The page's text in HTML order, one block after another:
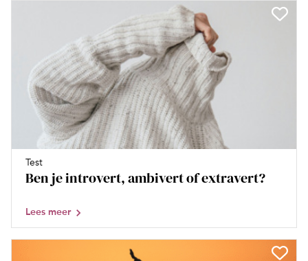
Test
Ben je introvert, ambivert of extravert?
Lees meer